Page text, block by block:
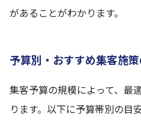
があることがわかります。
予算別・おすすめ集客施
集客予算の規模によって、最
ります。以下に予算帯別の目